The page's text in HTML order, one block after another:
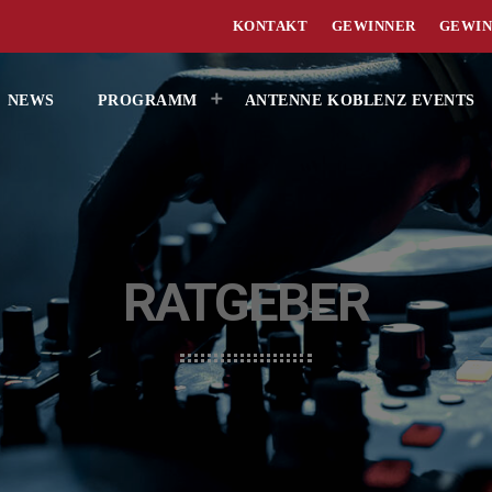
KONTAKT GEWINNER
NEWS PROGRAMM ANTENNE KOBLENZ EVENTS
RATGEBER